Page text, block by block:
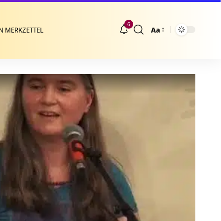
MERKZETTEL
6
Größenänderung
Aa